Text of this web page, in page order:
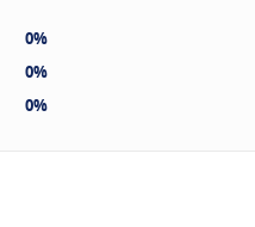
0%
0%
0%